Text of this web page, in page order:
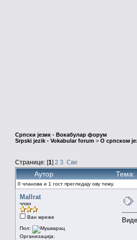
Српски језик - Вокабулар форум
Srpski jezik - Vokabular forum > О српском
Странице: [1] 2 3 Све
Аутор Тема:
0 чланова и 1 гост прегледају ову тему.
Mallrat
члан
Ван мреже
Пол:
Организација: